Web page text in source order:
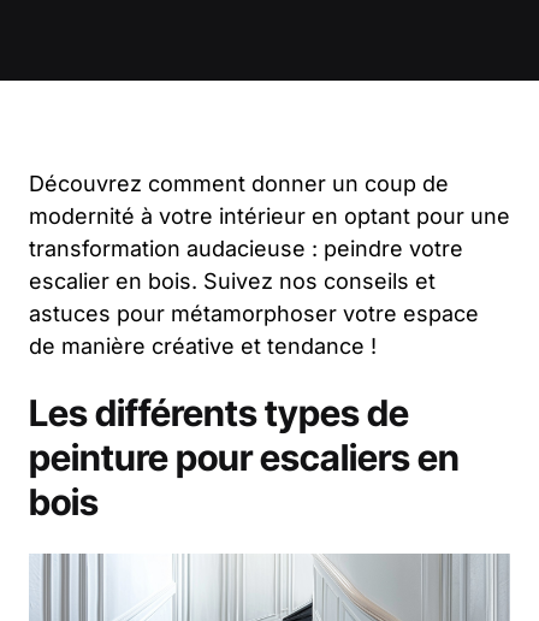
Découvrez comment donner un coup de
modernité à votre intérieur en optant pour une
transformation audacieuse : peindre votre
escalier en bois. Suivez nos conseils et
astuces pour métamorphoser votre espace
de manière créative et tendance !
Les différents types de
peinture pour escaliers en
bois